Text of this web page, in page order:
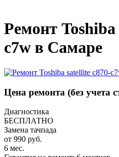
Ремонт
c7w в Самаре
Цена ремонта (без учета
Диагностика
БЕСПЛАТНО
Замена тачпада
от 990 руб.
6 мес.